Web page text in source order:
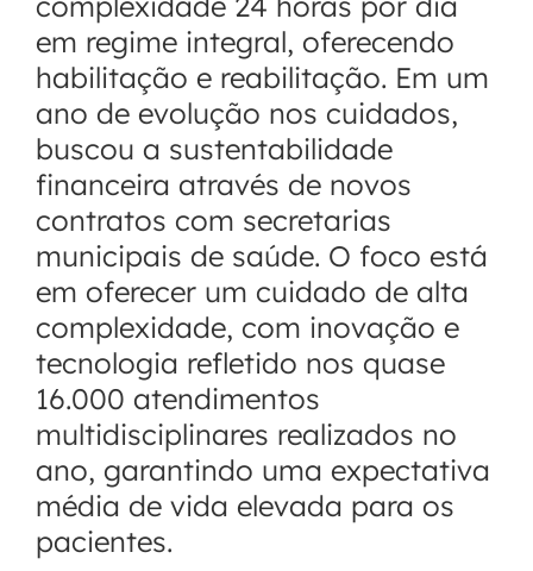
em regime integral, oferecendo
habilitação e reabilitação. Em um
ano de evolução nos cuidados,
buscou a sustentabilidade
financeira através de novos
contratos com secretarias
municipais de saúde. O foco está
em oferecer um cuidado de alta
complexidade, com inovação e
tecnologia refletido nos quase
16.000 atendimentos
multidisciplinares realizados no
ano, garantindo uma expectativa
média de vida elevada para os
pacientes.